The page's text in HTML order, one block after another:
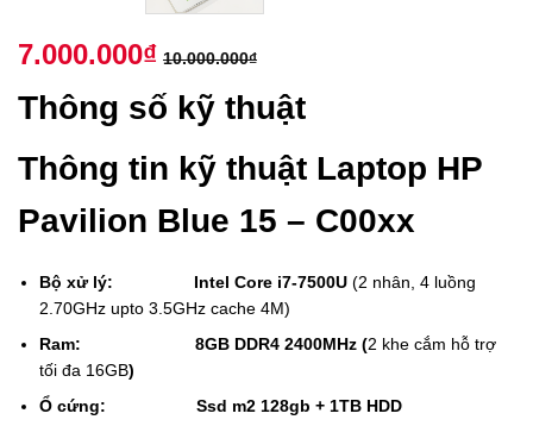
7.000.000₫ 10.000.000₫
Thông số kỹ thuật
Thông tin kỹ thuật Laptop HP
Pavilion Blue 15 – C00xx
Bộ xử lý: Intel Core i7-7500U (2 nhân, 4 luồng
2.70GHz upto 3.5GHz cache 4M)
Ram: 8GB DDR4 2400MHz (2 khe cắm hỗ trợ
tối đa 16GB)
Ổ cứng: Ssd m2 128gb + 1TB HDD